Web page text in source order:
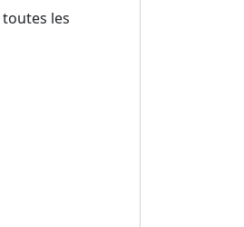
toutes les